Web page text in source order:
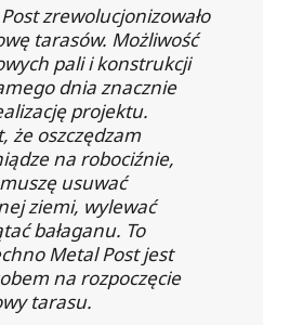
zrewolucjonizowało
tarasów. Możliwość
pali i konstrukcji
dnia znacznie
projektu.
że oszczędzam
na robociźnie,
usuwać
ziemi, wylewać
bałaganu. To
Metal Post jest
na rozpoczęcie
tarasu.